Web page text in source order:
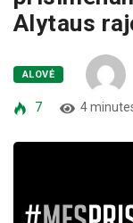
Alytaus
ALOVĖ
7 4